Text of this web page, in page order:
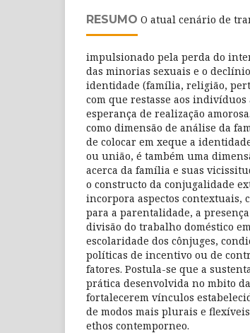
RESUMO O atual cenário de
impulsionado pela perda do
das minorias sexuais e o
identidade (família, religião,
com que restasse aos
esperança de realização
como dimensão de análise da
de colocar em xeque a
ou união, é também uma
acerca da família e suas
o constructo da conjugalidade
incorpora aspectos contextuais,
para a parentalidade, a
divisão do trabalho doméstico
escolaridade dos cônjuges,
políticas de incentivo ou de
fatores. Postula-se que a
prática desenvolvida no mbito
fortalecerem vínculos
de modos mais plurais e
ethos contemporneo.